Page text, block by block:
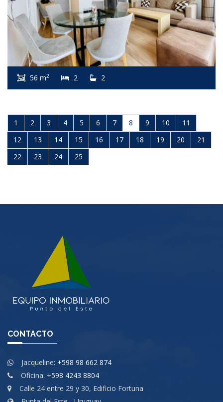
56 m2 2 2
1 2 3 4 5 6 7 8 9 10
11
12
13 14 15 16 17 18 19 20
21
22
23 24 25
CONTACTO
Jacqueline: +598 98 662 874
Oficina: +598 4243 8804
Calle 24 entre 29 y 30, Edificio Fortuna